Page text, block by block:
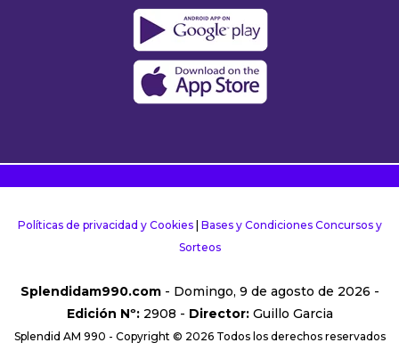
Políticas de privacidad y Cookies| Bases y Condiciones Concursos y
Sorteos
Splendidam990.com- Domingo, 9 de agosto de 2026 -
Edición Nº:2908 - Director:Guillo Garcia
Splendid AM 990 - Copyright © 2026 Todos los derechos reservados